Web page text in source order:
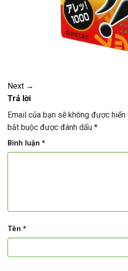
Next →
Trả lời
Email của bạn sẽ không được hiển
bắt buộc được đánh dấu *
Bình luận *
Tên *